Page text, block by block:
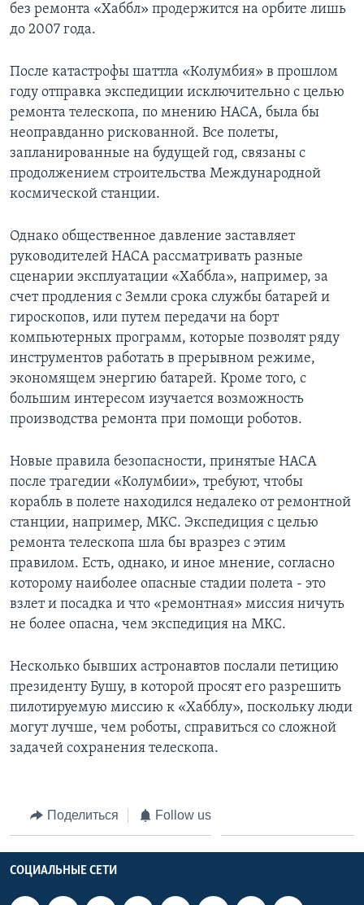
без ремонта «Хаббл» продержится на орбите лишь
до 2007 года.
После катастрофы шаттла «Колумбия» в прошлом
году отправка экспедиции исключительно с целью
ремонта телескопа, по мнению НАСА, была бы
неоправданно рискованной. Все полеты,
запланированные на будущей год, связаны с
продолжением строительства Международной
космической станции.
Однако общественное давление заставляет
руководителей НАСА рассматривать разные
сценарии эксплуатации «Хаббла», например, за
счет продления с Земли срока службы батарей и
гироскопов, или путем передачи на борт
компьютерных программ, которые позволят ряду
инструментов работать в прерывном режиме,
экономящем энергию батарей. Кроме того, с
большим интересом изучается возможность
производства ремонта при помощи роботов.
Новые правила безопасности, принятые НАСА
после трагедии «Колумбии», требуют, чтобы
корабль в полете находился недалеко от ремонтной
станции, например, МКС. Экспедиция с целью
ремонта телескопа шла бы вразрез с этим
правилом. Есть, однако, и иное мнение, согласно
которому наиболее опасные стадии полета - это
взлет и посадка и что «ремонтная» миссия ничуть
не более опасна, чем экспедиция на МКС.
Несколько бывших астронавтов послали петицию
президенту Бушу, в которой просят его разрешить
пилотируемую миссию к «Хабблу», поскольку люди
могут лучше, чем роботы, справиться со сложной
задачей сохранения телескопа.
Поделиться Follow us
СОЦИАЛЬНЫЕ СЕТИ